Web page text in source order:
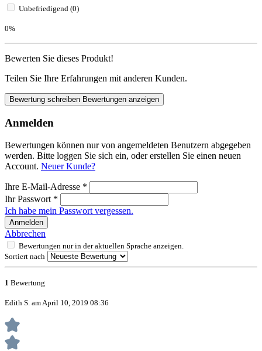
Unbefriedigend (0)
0%
Bewerten Sie dieses Produkt!
Teilen Sie Ihre Erfahrungen mit anderen Kunden.
Bewertung schreiben Bewertungen anzeigen
Anmelden
Bewertungen können nur von angemeldeten Benutzern abgegeben
werden. Bitte loggen Sie sich ein, oder erstellen Sie einen neuen
Account. Neuer Kunde?
Ihre E-Mail-Adresse *
Ihr Passwort *
Ich habe mein Passwort vergessen.
Anmelden
Abbrechen
Bewertungen nur in der aktuellen Sprache anzeigen.
Sortiert nach
1 Bewertung
Edith S. am April 10, 2019 08:36